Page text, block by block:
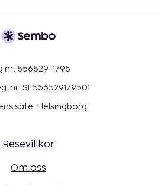
nr: 556529-1795
nr: SE556529179501
säte: Helsingborg
Resevillkor
Om oss